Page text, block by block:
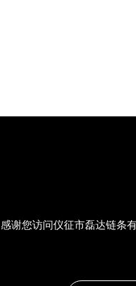
感谢您访问仪征市磊达链条